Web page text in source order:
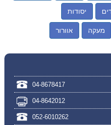
יסודות
מעקה אוורור
04-8678417
04-8642012
052-6010262